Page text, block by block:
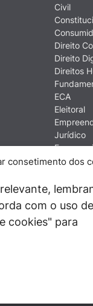
consetimento dos
com o uso de
cookies" para
Civil
Direito
Direito
Direitos
ECA
Eleitoral
Jurídico
Ética
História
Imobiliário